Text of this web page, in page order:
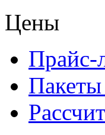
Цены
Прайс-
Пакеты